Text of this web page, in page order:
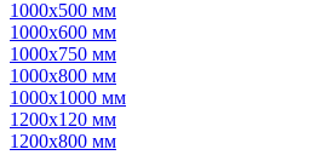
1000х500 мм
1000х600 мм
1000х750 мм
1000х800 мм
1000х1000 мм
1200х120 мм
1200х800 мм